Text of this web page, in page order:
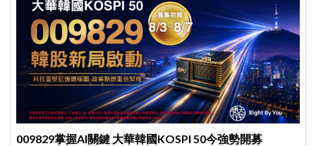
009829掌握AI關鍵 大華韓國KOSPI 50今強勢開募